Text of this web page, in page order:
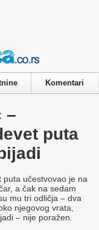
Komentari
–
puta
puta učestvovao je na
a čak na sedam
mu tri odličja – dva
njegovog vrata,
– nije poražen.